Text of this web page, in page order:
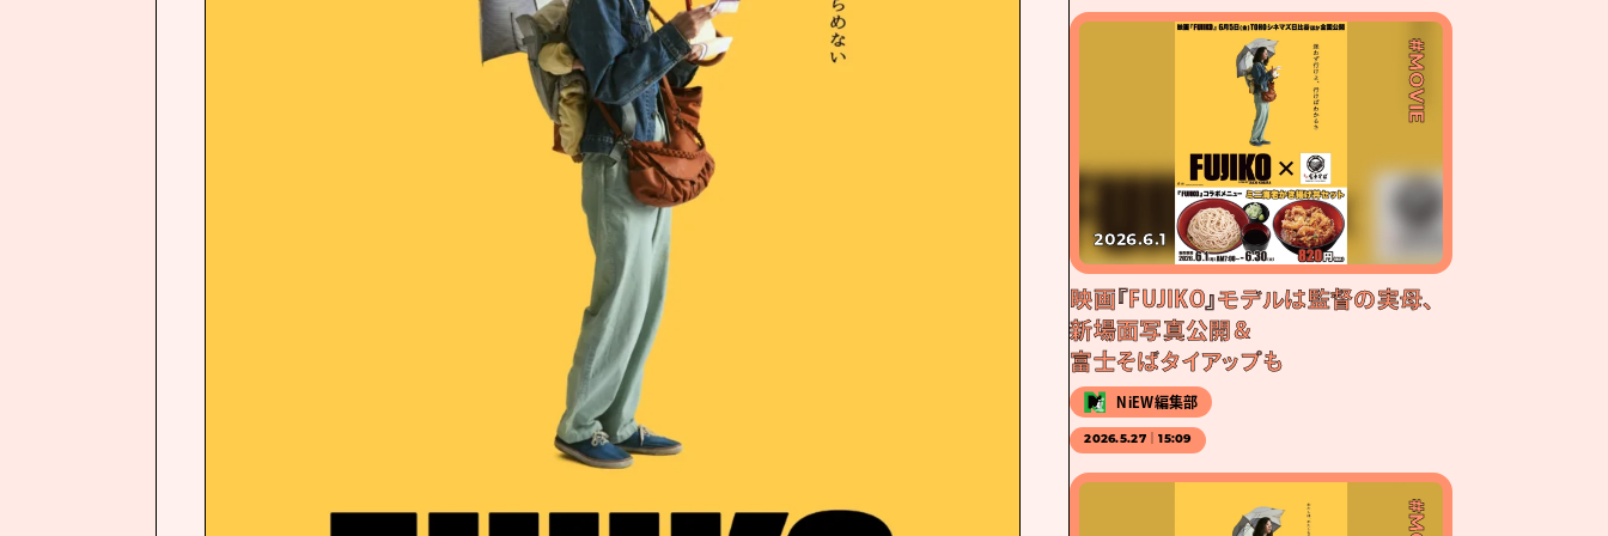
#MOVIE
2026.6.1
映画『FUJIKO』モデルは監督の実母、
新場面写真公開＆
富士そばタイアップも
NiEW編集部
2026.5.27｜15:09